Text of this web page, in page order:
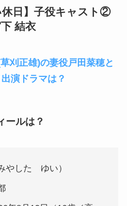
休日】子役キャスト②
結衣
刈正雄)の妻役戸田菜穂と
演ドラマは？
ールは？
やした ゆい）